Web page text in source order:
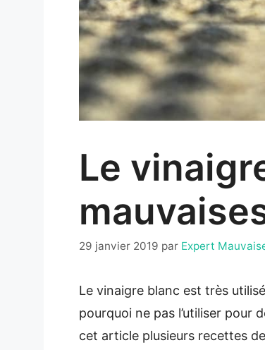
Le
29 janvier 2019 par Expert
Le vinaigre blanc est très
pourquoi ne pas l’utiliser pour
cet article plusieurs recettes